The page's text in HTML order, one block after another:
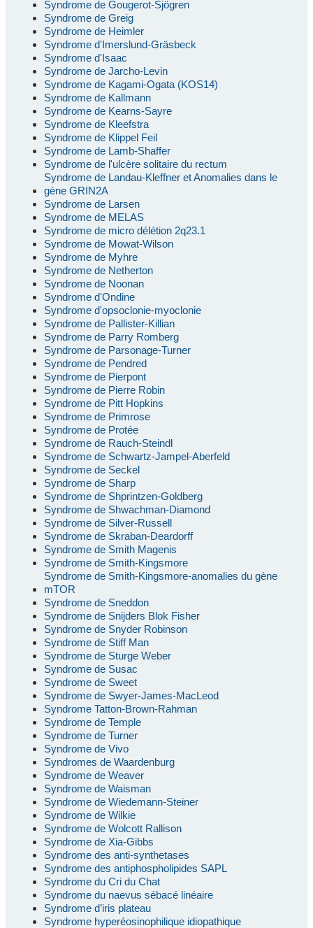
Syndrome de Gougerot-Sjögren
Syndrome de Greig
Syndrome de Heimler
Syndrome d'Imerslund-Gräsbeck
Syndrome d'Isaac
Syndrome de Jarcho-Levin
Syndrome de Kagami-Ogata (KOS14)
Syndrome de Kallmann
Syndrome de Kearns-Sayre
Syndrome de Kleefstra
Syndrome de Klippel Feil
Syndrome de Lamb-Shaffer
Syndrome de l'ulcère solitaire du rectum
Syndrome de Landau-Kleffner et Anomalies dans le
gène GRIN2A
Syndrome de Larsen
Syndrome de MELAS
Syndrome de micro délétion 2q23.1
Syndrome de Mowat-Wilson
Syndrome de Myhre
Syndrome de Netherton
Syndrome de Noonan
Syndrome d'Ondine
Syndrome d'opsoclonie-myoclonie
Syndrome de Pallister-Killian
Syndrome de Parry Romberg
Syndrome de Parsonage-Turner
Syndrome de Pendred
Syndrome de Pierpont
Syndrome de Pierre Robin
Syndrome de Pitt Hopkins
Syndrome de Primrose
Syndrome de Protée
Syndrome de Rauch-Steindl
Syndrome de Schwartz-Jampel-Aberfeld
Syndrome de Seckel
Syndrome de Sharp
Syndrome de Shprintzen-Goldberg
Syndrome de Shwachman-Diamond
Syndrome de Silver-Russell
Syndrome de Skraban-Deardorff
Syndrome de Smith Magenis
Syndrome de Smith-Kingsmore
Syndrome de Smith-Kingsmore-anomalies du gène
mTOR
Syndrome de Sneddon
Syndrome de Snijders Blok Fisher
Syndrome de Snyder Robinson
Syndrome de Stiff Man
Syndrome de Sturge Weber
Syndrome de Susac
Syndrome de Sweet
Syndrome de Swyer-James-MacLeod
Syndrome Tatton-Brown-Rahman
Syndrome de Temple
Syndrome de Turner
Syndrome de Vivo
Syndromes de Waardenburg
Syndrome de Weaver
Syndrome de Waisman
Syndrome de Wiedemann-Steiner
Syndrome de Wilkie
Syndrome de Wolcott Rallison
Syndrome de Xia-Gibbs
Syndrome des anti-synthetases
Syndrome des antiphospholipides SAPL
Syndrome du Cri du Chat
Syndrome du naevus sébacé linéaire
Syndrome d’iris plateau
Syndrome hyperéosinophilique idiopathique